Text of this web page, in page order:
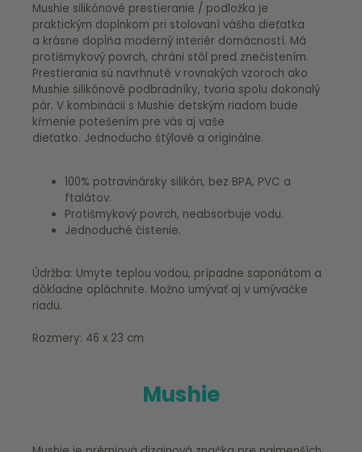
Mushie silikónové prestieranie / podložka je
praktickým doplnkom pri stolovaní vášho dieťatka
a krásne dopĺňa moderný interiér domácností. Má
protišmykový povrch, chráni stôl pred znečistením.
Prestierania sú navrhnuté v rovnakých vzoroch ako
Mushie silikónové podbradníky, tvoria spolu dokonalý
pár. V kombinácii s Mushie detským riadom bude
kŕmenie potešením pre vás aj vaše
dieťatko. Jednoducho štýlové a originálne.
100% potravinársky silikón, bez BPA, PVC a
ftalátov.
Protišmykový povrch, neabsorbuje vodu.
Jednoduché čistenie.
Údržba: Umyte teplou vodou, prípadne saponátom a
dôkladne opláchnite. Možno umývať aj v umývačke
riadu.
Rozmery: 46 x 23 cm
Mushie